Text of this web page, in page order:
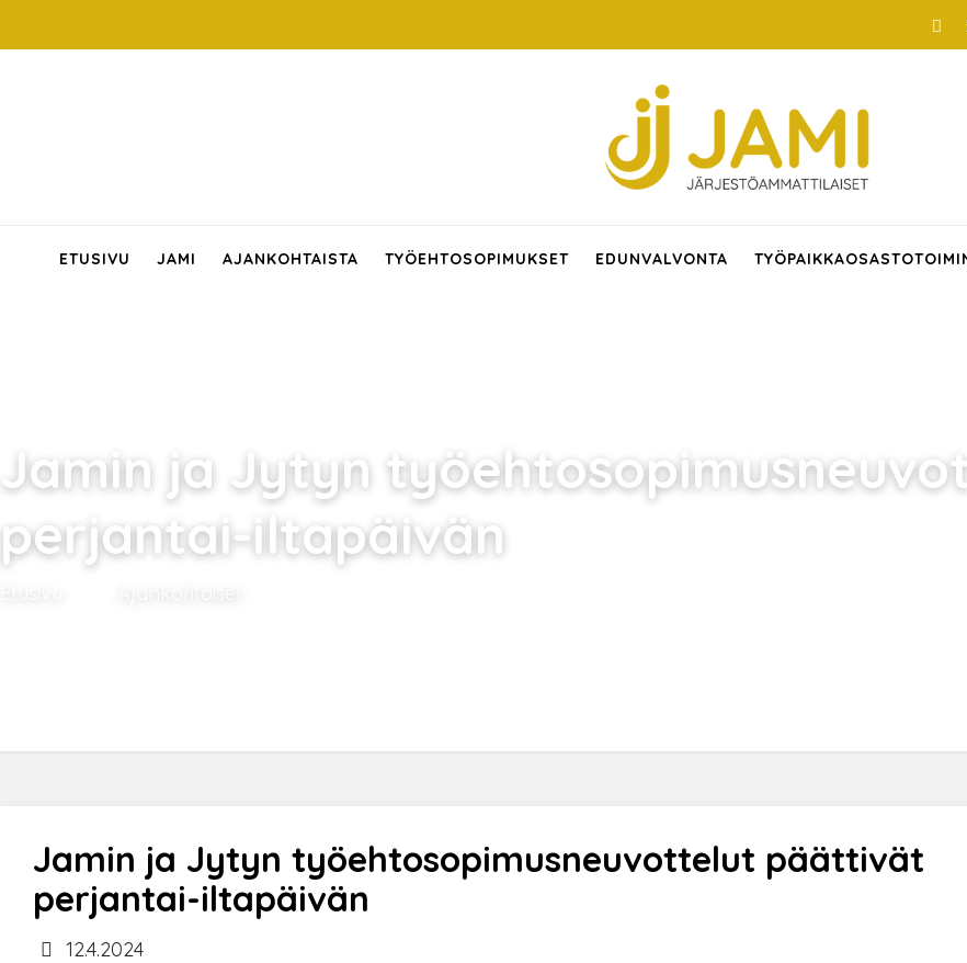
ETUSIVU JAMI AJANKOHTAISTA TYÖEHTOSOPIMUKSET EDUNVALVONTA
Jamin ja Jytyn
perjantai-iltapäivän
Jamin ja Jytyn työehtosopimusneuvottelut päättivät
perjantai-iltapäivän
12.4.2024